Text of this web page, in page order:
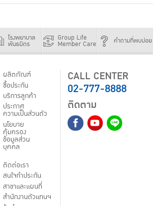
โรงพยาบาล
พันธมิตร
Group Life
Member Care คำถามที่พบบ่อย
ผลิตภัณฑ์
ชื้อประกัน
บริการลูกค้า
ประกาศ
ความเป็นส่วนตัว
นโยบาย
คุ้มครอง
ข้อมูลส่วน
บุคคล
ติดต่อเรา
สนใจทำประกัน
สาขาและแผนที่
สำนักงานตัวแทนฯ
CALL CENTER
02-777-8888
ติดตาม